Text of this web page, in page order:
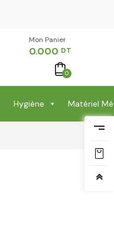
Mon Panier -
0.000 DT
0
Hygiène Matériel